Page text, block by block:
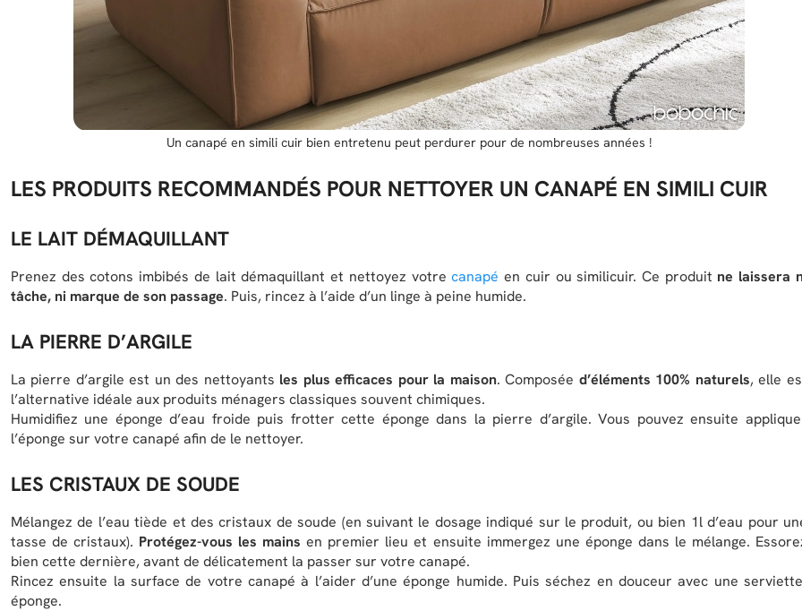
Un canapé en simili cuir bien entretenu peut perdurer pour de nombreuses années !
LES PRODUITS RECOMMANDÉS POUR NETTOYER UN CANAPÉ EN SIMILI CUIR
LE LAIT DÉMAQUILLANT
Prenez des cotons imbibés de lait démaquillant et nettoyez votrecanapé en cuir ou similicuir. Ce produit ne laissera
tâche, ni marque de son passage. Puis, rincez à l’aide d’un linge à peine humide.
LA PIERRE D’ARGILE
La pierre d’argile est un des nettoyants les plus efficaces pour la maison. Composée d’éléments 100% naturels, elle
l’alternative idéale aux produits ménagers classiques souvent chimiques.
Humidifiez une éponge d’eau froide puis frotter cette éponge dans la pierre d’argile. Vous pouvez ensuite
l’éponge sur votre canapé afin de le nettoyer.
LES CRISTAUX DE SOUDE
Mélangez de l’eau tiède et des cristaux de soude (en suivant le dosage indiqué sur le produit, ou bien 1l d’eau pour
tasse de cristaux). Protégez-vous les mains en premier lieu et ensuite immergez une éponge dans le mélange.
bien cette dernière, avant de délicatement la passer sur votre canapé.
Rincez ensuite la surface de votre canapé à l’aider d’une éponge humide. Puis séchez en douceur avec une
éponge.